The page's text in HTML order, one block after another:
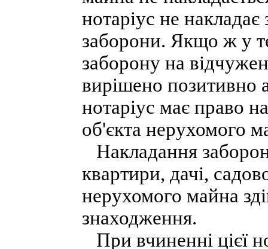
нотаріус не
заборони. Якщо ж у
заборону на
вирішено позитивно
нотаріус має право
об'єкта нерухомого
Накладання
квартири, дачі,
нерухомого майна
знаходження.
При вчиненні цієї